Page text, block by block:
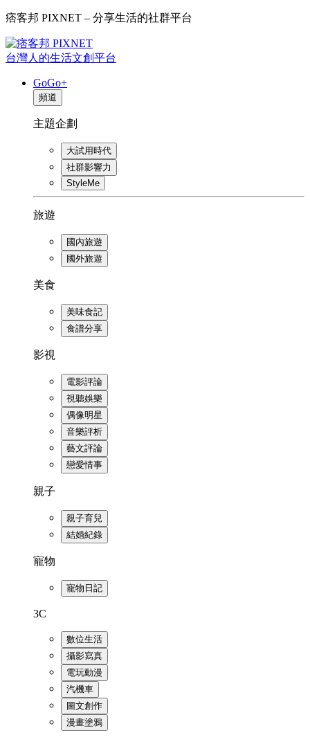
痞客邦 PIXNET – 分享生活的社群平台
台灣人的生活文創平台
GoGo+
頻道
主題企劃
大試用時代
社群影響力
StyleMe
旅遊
國內旅遊
國外旅遊
美食
美味食記
食譜分享
影視
電影評論
視聽娛樂
偶像明星
音樂評析
藝文評論
戀愛情事
親子
親子育兒
結婚紀錄
寵物
寵物日記
3C
數位生活
攝影寫真
電玩動漫
汽機車
圖文創作
漫畫塗鴉